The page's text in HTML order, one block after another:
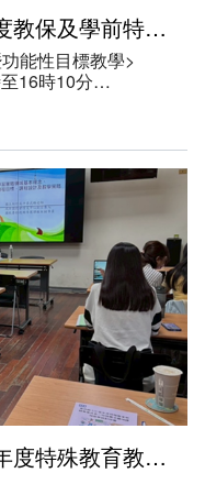
改善方法，擬訂合適的
【114年8月】南投縣114年度教保及學前特教專業知能研習
能性目標教學>
16時10分
：石曉玫老師
生助理人員、教師助
心障礙幼兒身心特質及
特教教師及相關人員特
健全發展。
合教育之特教專業素
【114年8月】南投縣114學年度特殊教育教師專業成長